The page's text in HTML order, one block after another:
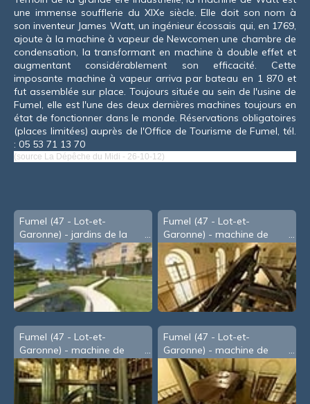
une immense soufflerie du XIXe siècle. Elle doit son nom à
son inventeur James Watt, un ingénieur écossais qui, en 1769,
ajoute à la machine à vapeur de Newcomen une chambre de
condensation, la transformant en machine à double effet et
augmentant considérablement son efficacité. Cette
imposante machine à vapeur arriva par bateau en 1 870 et
fut assemblée sur place. Toujours située au sein de l'usine de
Fumel, elle est l'une des deux dernières machines toujours en
état de fonctionner dans le monde.Réservations obligatoires
(places limitées) auprès de l'Office de Tourisme de Fumel, tél.
: 05 53 71 13 70
(source La Dépêche du Midi - 26-10-12)
Fumel (47 - Lot-et-
Garonne) - jardins de la
mairie
Fumel (47 - Lot-et-
Garonne) - machine de
Watt - 2
Fumel (47 - Lot-et-
Garonne) - machine de
Watt - 5
Fumel (47 - Lot-et-
Garonne) - machine de
Watt - 3